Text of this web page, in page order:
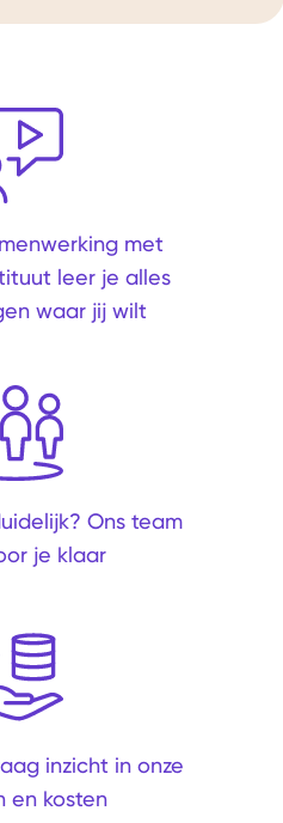
met
leer je alles
waar jij wilt
Ons team
je klaar
inzicht in onze
en kosten